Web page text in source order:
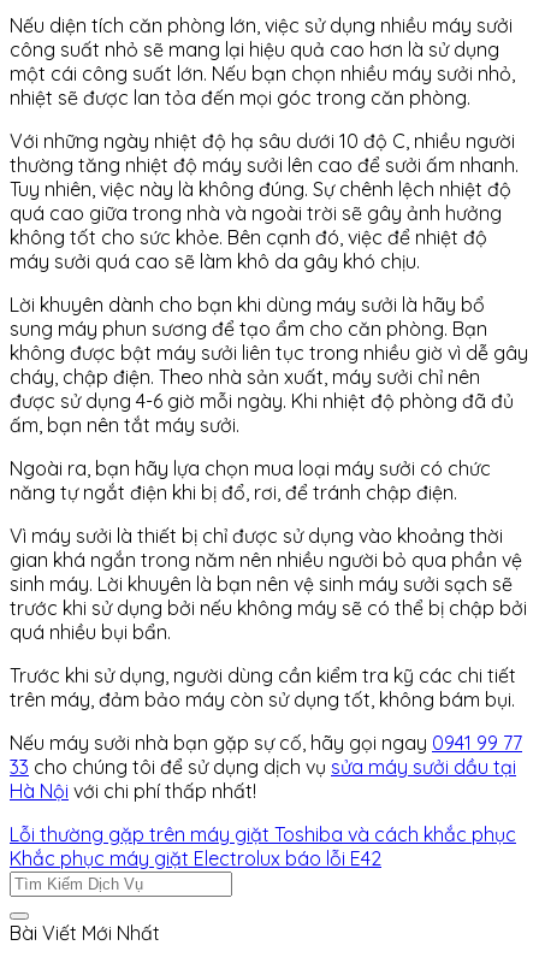
Nếu diện tích căn phòng lớn, việc sử dụng nhiều máy sưởi
công suất nhỏ sẽ mang lại hiệu quả cao hơn là sử dụng
một cái công suất lớn. Nếu bạn chọn nhiều máy sưởi nhỏ,
nhiệt sẽ được lan tỏa đến mọi góc trong căn phòng.
Với những ngày nhiệt độ hạ sâu dưới 10 độ C, nhiều người
thường tăng nhiệt độ máy sưởi lên cao để sưởi ấm nhanh.
Tuy nhiên, việc này là không đúng. Sự chênh lệch nhiệt độ
quá cao giữa trong nhà và ngoài trời sẽ gây ảnh hưởng
không tốt cho sức khỏe. Bên cạnh đó, việc để nhiệt độ
máy sưởi quá cao sẽ làm khô da gây khó chịu.
Lời khuyên dành cho bạn khi dùng máy sưởi là hãy bổ
sung máy phun sương để tạo ẩm cho căn phòng. Bạn
không được bật máy sưởi liên tục trong nhiều giờ vì dễ gây
cháy, chập điện. Theo nhà sản xuất, máy sưởi chỉ nên
được sử dụng 4-6 giờ mỗi ngày. Khi nhiệt độ phòng đã đủ
ấm, bạn nên tắt máy sưởi.
Ngoài ra, bạn hãy lựa chọn mua loại máy sưởi có chức
năng tự ngắt điện khi bị đổ, rơi, để tránh chập điện.
Vì máy sưởi là thiết bị chỉ được sử dụng vào khoảng thời
gian khá ngắn trong năm nên nhiều người bỏ qua phần vệ
sinh máy. Lời khuyên là bạn nên vệ sinh máy sưởi sạch sẽ
trước khi sử dụng bởi nếu không máy sẽ có thể bị chập bởi
quá nhiều bụi bẩn.
Trước khi sử dụng, người dùng cần kiểm tra kỹ các chi tiết
trên máy, đảm bảo máy còn sử dụng tốt, không bám bụi.
Nếu máy sưởi nhà bạn gặp sự cố, hãy gọi ngay 0941 99 77
33 cho chúng tôi để sử dụng dịch vụ sửa máy sưởi dầu tại
Hà Nội với chi phí thấp nhất!
Lỗi thường gặp trên máy giặt Toshiba và cách khắc phục
Khắc phục máy giặt Electrolux báo lỗi E42
Bài Viết Mới Nhất